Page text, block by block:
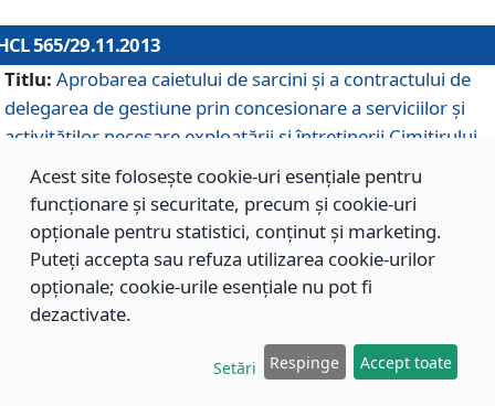
565/29.11.2013
Titlu: Aprobarea caietului de sarcini şi a contractului de
delegarea de gestiune prin concesionare a serviciilor şi
activităţilor necesare exploatării şi întreţinerii Cimitirului
Municipal Braşov situat în str. Dimitrie Anghel nr. 19.
564/29.11.2013
Titlu: Completarea şi modificarea H.C.L. nr. 446/2013,
care s-a aprobat studiul de fundamentare pentru
Acest site folosește cookie-uri esențiale pentru
funcționare și securitate, precum și cookie-uri
opționale pentru statistici, conținut și marketing.
Puteți accepta sau refuza utilizarea cookie-urilor
opționale; cookie-urile esențiale nu pot fi
dezactivate.
Setări Respinge Accept toate